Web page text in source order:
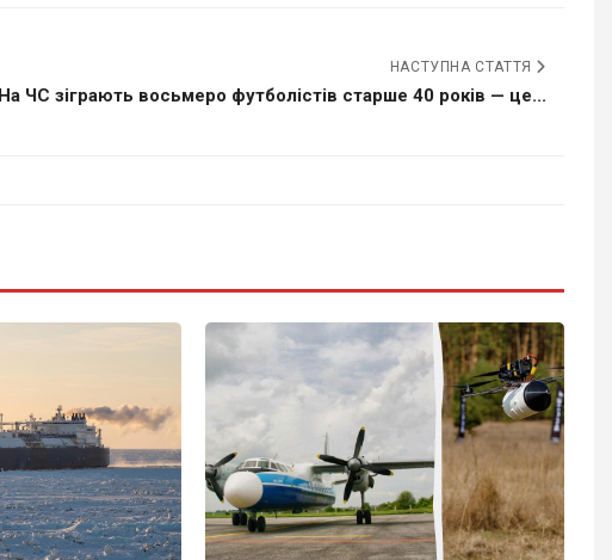
НАСТУПНА СТАТТЯ
На ЧС зіграють восьмеро футболістів старше 40 років — це...